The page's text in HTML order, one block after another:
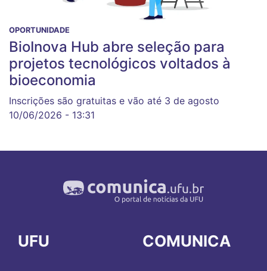
OPORTUNIDADE
BioInova Hub abre seleção para
projetos tecnológicos voltados à
bioeconomia
Inscrições são gratuitas e vão até 3 de agosto
10/06/2026 - 13:31
UFU COMUNICA